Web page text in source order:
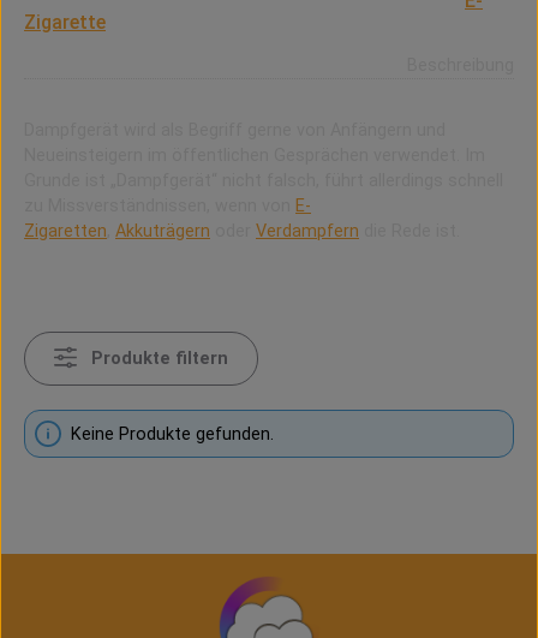
Zigarette
E-
Zigaretten Akkuträgern Verdampfern
Produkte filtern
Keine Produkte gefunden.